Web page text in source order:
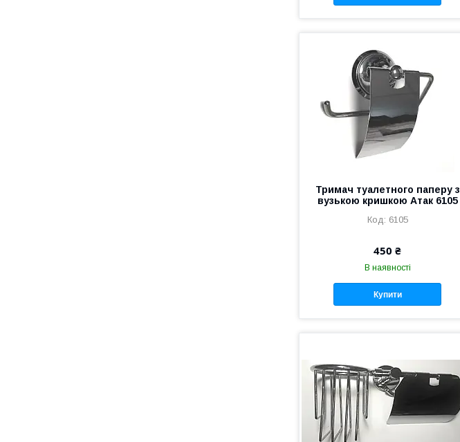
Тримач туалетного паперу з
вузькою кришкою Атак 6105
6105
450 ₴
В наявності
Купити